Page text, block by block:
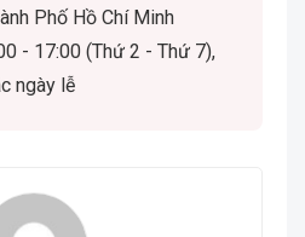
Phố Hồ Chí Minh
- 17:00 (Thứ 2 - Thứ 7),
ngày lễ